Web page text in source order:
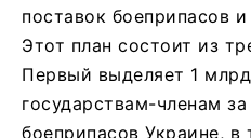
поставок боеприпасов
Этот план состоит из
Первый выделяет 1
государствам-членам
боеприпасов Украине, в